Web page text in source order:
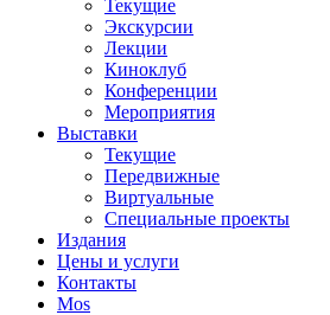
Текущие
Экскурсии
Лекции
Киноклуб
Конференции
Мероприятия
Выставки
Текущие
Передвижные
Виртуальные
Специальные проекты
Издания
Цены и услуги
Контакты
Mos